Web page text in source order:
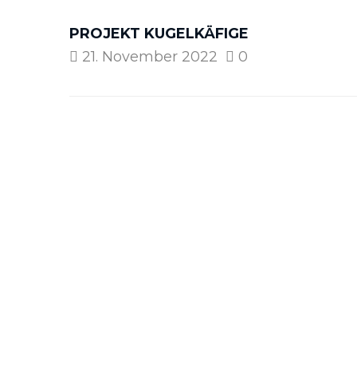
PROJEKT KUGELKÄFIGE
21. November 2022
0